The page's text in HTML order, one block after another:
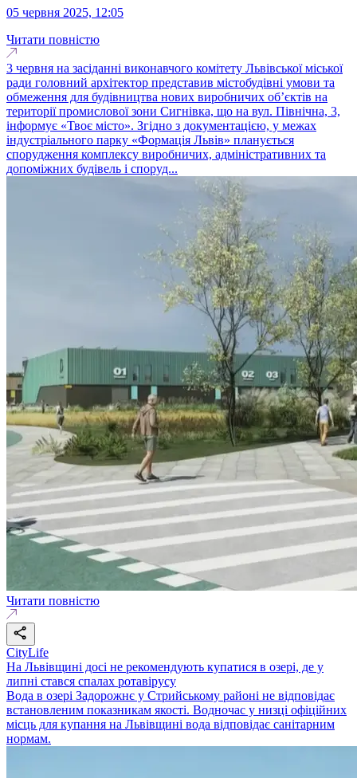
05 червня 2025, 12:05
Читати повністю
3 червня на засіданні виконавчого комітету Львівської міської
ради головний архітектор представив містобудівні умови та
обмеження для будівництва нових виробничих об’єктів на
території промислової зони Сигнівка, що на вул. Північна, 3,
інформує «Твоє місто». Згідно з документацією, у межах
індустріального парку «Формація Львів» планується
спорудження комплексу виробничих, адміністративних та
допоміжних будівель і споруд...
Читати повністю
CityLife
На Львівщині досі не рекомендують купатися в озері, де у
липні стався спалах ротавірусу
Вода в озері Задорожнє у Стрийському районі не відповідає
встановленим показникам якості. Водночас у низці офіційних
місць для купання на Львівщині вода відповідає санітарним
нормам.